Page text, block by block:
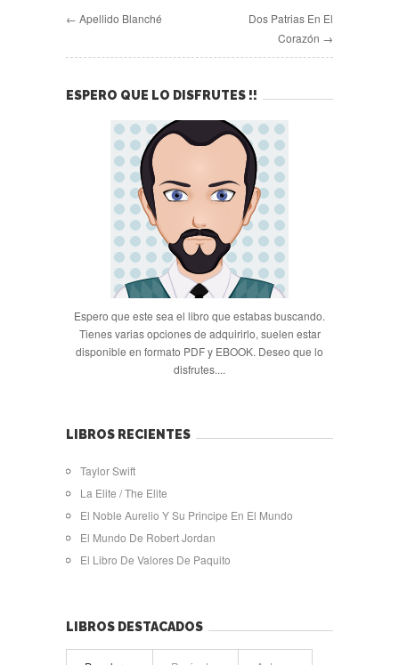
← Apellido Blanché
Dos Patrias En El
Corazón →
ESPERO QUE LO DISFRUTES !!
Espero que este sea el libro que estabas buscando.
Tienes varias opciones de adquirirlo, suelen estar
disponible en formato PDF y EBOOK. Deseo que lo
disfrutes....
LIBROS RECIENTES
Taylor Swift
La Elite / The Elite
El Noble Aurelio Y Su Principe En El Mundo
El Mundo De Robert Jordan
El Libro De Valores De Paquito
LIBROS DESTACADOS